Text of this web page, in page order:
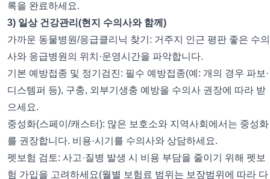
록을 완료하세요.
3) 일상 건강관리(현지 수의사와 함께)
가까운 동물병원/응급클리닉 찾기: 거주지 인근 평판 좋은 수의
사와 응급병원의 위치·운영시간을 파악합니다.
기본 예방접종 및 정기검진: 필수 예방접종(예: 개의 경우 파보·
디스템퍼 등), 구충, 외부기생충 예방을 수의사 권장에 따라 받
으세요.
중성화(스페이/캐스터): 많은 보호소와 지역사회에서는 중성화
를 권장합니다. 비용·시기를 수의사와 상담하세요.
펫보험 검토: 사고·질병 발생 시 비용 부담을 줄이기 위해 펫보
험 가입을 고려하세요(월별 보험료 범위는 보장범위에 따라 다